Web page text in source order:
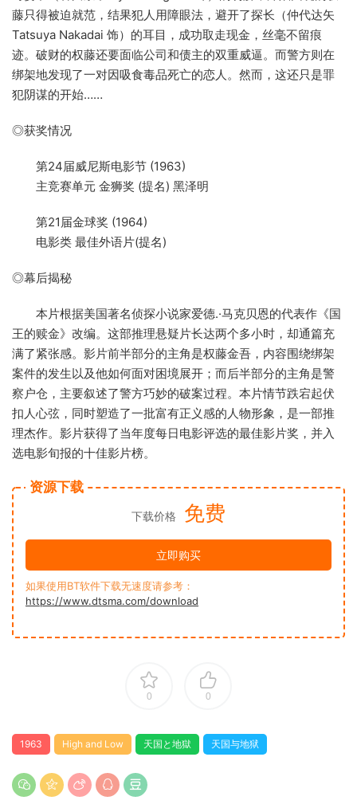
藤只得被迫就范，结果犯人用障眼法，避开了探长（仲代达矢
Tatsuya Nakadai 饰）的耳目，成功取走现金，丝毫不留痕
迹。破财的权藤还要面临公司和债主的双重威逼。而警方则在
绑架地发现了一对因吸食毒品死亡的恋人。然而，这还只是罪
犯阴谋的开始……
◎获奖情况
第24届威尼斯电影节 (1963)
主竞赛单元 金狮奖 (提名) 黑泽明
第21届金球奖 (1964)
电影类 最佳外语片(提名)
◎幕后揭秘
本片根据美国著名侦探小说家爱德.·马克贝恩的代表作《国
王的赎金》改编。这部推理悬疑片长达两个多小时，却通篇充
满了紧张感。影片前半部分的主角是权藤金吾，内容围绕绑架
案件的发生以及他如何面对困境展开；而后半部分的主角是警
察户仓，主要叙述了警方巧妙的破案过程。本片情节跌宕起伏
扣人心弦，同时塑造了一批富有正义感的人物形象，是一部推
理杰作。影片获得了当年度每日电影评选的最佳影片奖，并入
选电影旬报的十佳影片榜。
资源下载
下载价格 免费
立即购买
如果使用BT软件下载无速度请参考：
https://www.dtsma.com/download
0 0
1963 High and Low 天国と地獄 天国与地狱